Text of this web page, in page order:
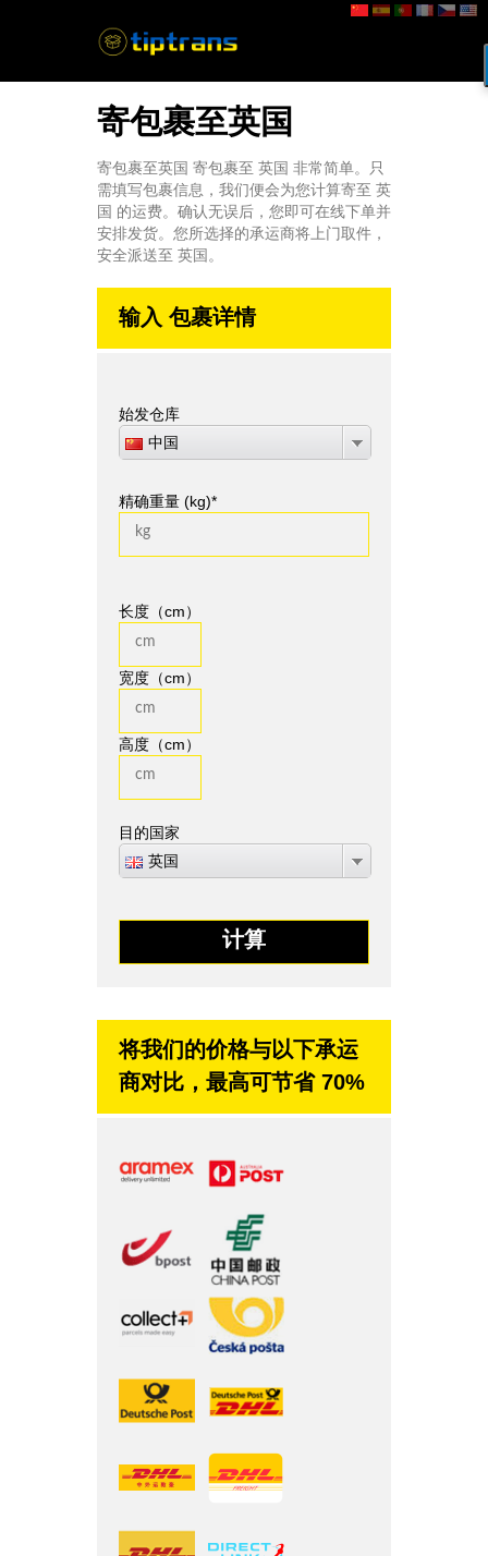
寄包裹至英国
寄包裹至英国 寄包裹至 英国 非常简单。只
需填写包裹信息，我们便会为您计算寄至 英
国 的运费。确认无误后，您即可在线下单并
安排发货。您所选择的承运商将上门取件，
安全派送至 英国。
输入 包裹详情
始发仓库
中国
精确重量 (kg)*
长度（cm）
宽度（cm）
高度（cm）
目的国家
英国
将我们的价格与以下承运
商对比，最高可节省 70%